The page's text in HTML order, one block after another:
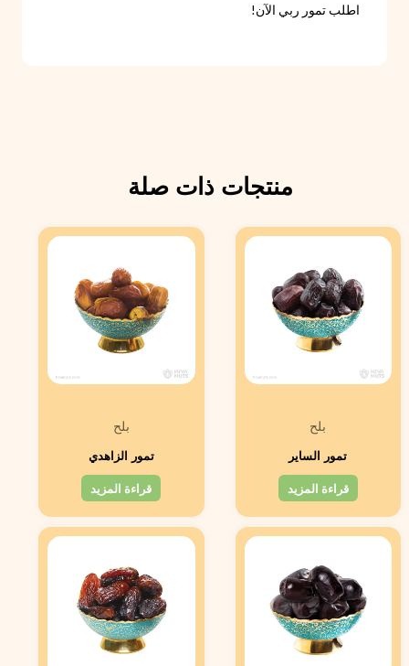
اطلب تمور ربي الآن!
منتجات ذات صلة
بلح
تمور الساير
قراءة المزيد
بلح
تمور الزاهدي
قراءة المزيد